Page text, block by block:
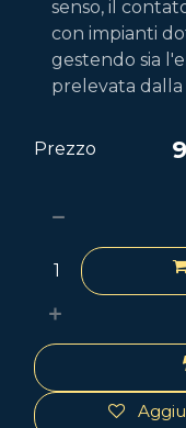
senso, il
con impianti
gestendo sia
prelevata dalla
Prezzo